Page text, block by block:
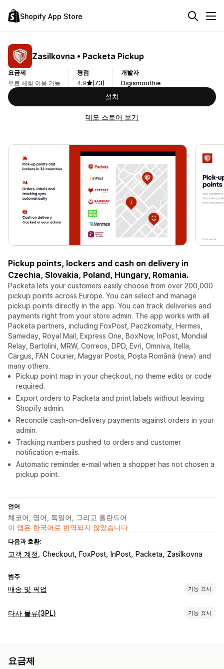
Shopify App Store
Zasilkovna • Packeta Pickup
요금제
무료 체험 이용 가능
평점
4.9
(73)
개발자
Digismoothie
설치
데모 스토어 보기
Pickup points, lockers and cash on delivery in
Czechia, Slovakia, Poland, Hungary, Romania.
Packeta lets your customers easily choose from over 200,000
pickup points across Europe. You can select and manage
pickup points directly in the app. You can track deliveries and
payments right from your store admin. The app works with all
Packeta partners, including FoxPost, Paczkomaty, Hermes,
Sameday, Royal Mail, Express One, BoxNow, InPost, Mondial
Relay, Bartolini, MRW, Correos, DPD, Evri, Omniva, Itella,
Cargus, FAN Courier, Magyar Posta, Poșta Română (new) and
many others.
Pickup point map in your checkout, no theme edits or code
required.
Export orders to Packeta and print labels without leaving
Shopify admin.
Reconcile cash-on-delivery payments against orders in your
admin.
Tracking numbers pushed to orders and customer
notification e-mails.
Automatic reminder e-mail when a shopper has not chosen a
pickup point.
언어
체코어, 영어, 독일어, 그리고 폴란드어
이 앱은 한국어로 번역되지 않았습니다
다음과 호환:
고객 계정 Checkout FoxPost InPost Packeta Zasilkovna
범주
배송 및 픽업 기능 표시
배송 옵션
커브사이드
타사 물류(3PL) 기능 표시
패킹 슬립
요금제